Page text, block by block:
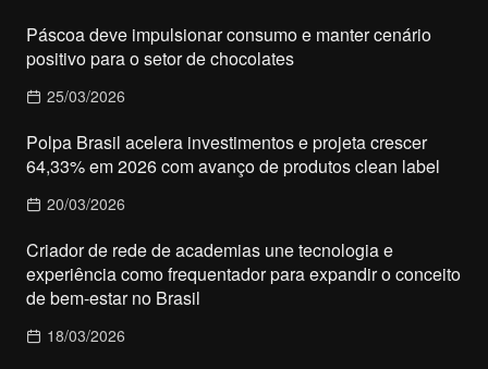
Páscoa deve impulsionar consumo e manter cenário
positivo para o setor de chocolates
25/03/2026
Polpa Brasil acelera investimentos e projeta crescer
64,33% em 2026 com avanço de produtos clean label
20/03/2026
Criador de rede de academias une tecnologia e
experiência como frequentador para expandir o conceito
de bem-estar no Brasil
18/03/2026